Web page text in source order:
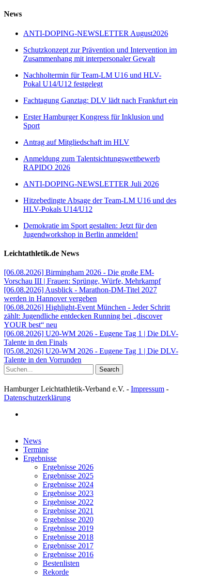
News
ANTI-DOPING-NEWSLETTER August2026
Schutzkonzept zur Prävention und Intervention im
Zusammenhang mit interpersonaler Gewalt
Nachholtermin für Team-LM U16 und HLV-
Pokal U14/U12 festgelegt
Fachtagung Ganztag: DLV lädt nach Frankfurt ein
Erster Hamburger Kongress für Inklusion und
Sport
Antrag auf Mitgliedschaft im HLV
Anmeldung zum Talentsichtungswettbewerb
RAPIDO 2026
ANTI-DOPING-NEWSLETTER Juli 2026
Hitzebedingte Absage der Team-LM U16 und des
HLV-Pokals U14/U12
Demokratie im Sport gestalten: Jetzt für den
Jugendworkshop in Berlin anmelden!
Leichtathletik.de News
[06.08.2026] Birmingham 2026 - Die große EM-
Vorschau III | Frauen: Sprünge, Würfe, Mehrkampf
[06.08.2026] Ausblick - Marathon-DM-Titel 2027
werden in Hannover vergeben
[06.08.2026] Highlight-Event München - Jeder Schritt
zählt: Jugendliche entdecken Running bei „discover
YOUR best“ neu
[06.08.2026] U20-WM 2026 - Eugene Tag 1 | Die DLV-
Talente in den Finals
[05.08.2026] U20-WM 2026 - Eugene Tag 1 | Die DLV-
Talente in den Vorrunden
Search
Hamburger Leichtathletik-Verband e.V. - Impressum -
Datenschutzerklärung
Close
Menu
News
Termine
Ergebnisse
Ergebnisse 2026
Ergebnisse 2025
Ergebnisse 2024
Ergebnisse 2023
Ergebnisse 2022
Ergebnisse 2021
Ergebnisse 2020
Ergebnisse 2019
Ergebnisse 2018
Ergebnisse 2017
Ergebnisse 2016
Bestenlisten
Rekorde